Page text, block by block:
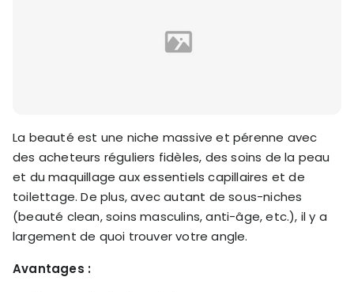
La beauté est une niche massive et pérenne avec
des acheteurs réguliers fidèles, des soins de la peau
et du maquillage aux essentiels capillaires et de
toilettage. De plus, avec autant de sous-niches
(beauté clean, soins masculins, anti-âge, etc.), il y a
largement de quoi trouver votre angle.
Avantages :